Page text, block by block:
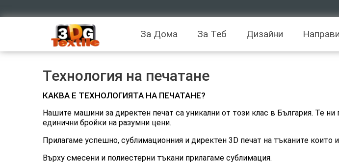
За Дома За Теб Дизайни
Технология на печатане
КАКВА Е ТЕХНОЛОГИЯТА НА ПЕЧАТАНЕ?
Нашите машини за директен печат са уникални от този клас в България. Те
единични бройки на разумни цени.
Прилагаме успешно, сублимационния и директен 3D печат на тъканите които
Върху смесени и полиестерни тъкани прилагаме сублимация.